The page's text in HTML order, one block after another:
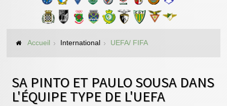
Accueil International UEFA/ FIFA
SA PINTO ET PAULO SOUSA DANS
L'ÉQUIPE TYPE DE L'UEFA